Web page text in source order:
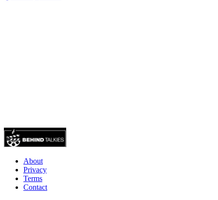
About
Privacy
Terms
Contact